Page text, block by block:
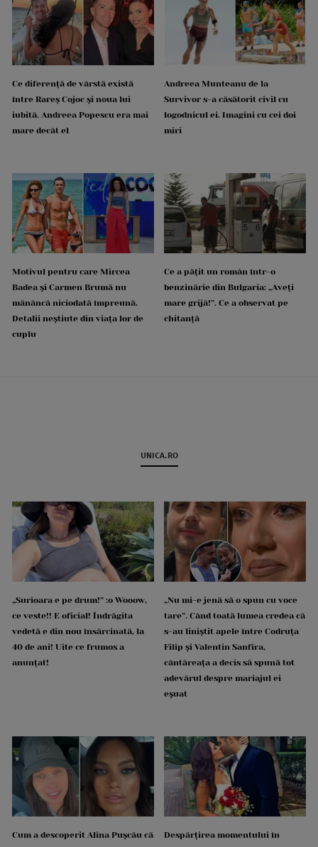
Ce diferență de vârstă există
între Rareș Cojoc și noua lui
iubită. Andreea Popescu era mai
mare decât el
Andreea Munteanu de la
Survivor s-a căsătorit civil cu
logodnicul ei. Imagini cu cei doi
miri
Motivul pentru care Mircea
Badea și Carmen Brumă nu
mănâncă niciodată împreună.
Detalii neștiute din viața lor de
cuplu
Ce a pățit un român într-o
benzinărie din Bulgaria: „Aveți
mare grijă!”. Ce a observat pe
chitanță
UNICA.RO
„Surioara e pe drum!” :o Wooow,
ce veste!! E oficial! Îndrăgita
vedetă e din nou însărcinată, la
40 de ani! Uite ce frumos a
anunțat!
„Nu mi-e jenă să o spun cu voce
tare”. Când toată lumea credea că
s-au liniștit apele între Codruța
Filip și Valentin Sanfira,
cântăreața a decis să spună tot
adevărul despre mariajul ei
eșuat
Cum a descoperit Alina Pușcău că
Despărțirea momentului în